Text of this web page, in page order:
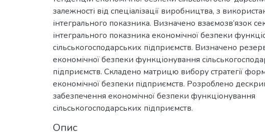
залежності від спеціалізації виробництва, з
інтегрального показника. Визначено взаємозв’язок
інтегрального показника економічної безпеки
сільськогосподарських підприємств. Визначено
економічної безпеки функціонування
підприємств. Складено матрицю вибору стратегії
економічної безпеки підприємств. Розроблено
забезпечення економічної безпеки функціонування
сільськогосподарських підприємств.
Опис